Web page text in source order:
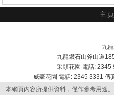
主頁
九
九龍鑽石山斧山道
采頣花園 電話:
威豪花園 電話: 2345 3331
本網頁內容所提供資料，僅作參考用途